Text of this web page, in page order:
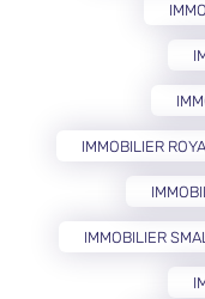
IMMOBILIER
IMMOBILIER